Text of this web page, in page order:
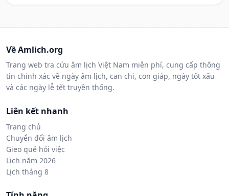
Về Amlich.org
Trang web tra cứu âm lịch Việt Nam miễn phí, cung cấp thông
tin chính xác về ngày âm lịch, can chi, con giáp, ngày tốt xấu
và các ngày lễ tết truyền thống.
Liên kết nhanh
Trang chủ
Chuyển đổi âm lịch
Gieo quẻ hỏi việc
Lịch năm 2026
Lịch tháng 8